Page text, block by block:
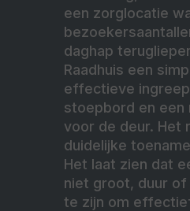
een zorglocatie
daghap
Raadhuis een
effectieve
stoepbord en een
voor de deur. Het
duidelijke
Het laat zien dat
niet groot, duur
te zijn om